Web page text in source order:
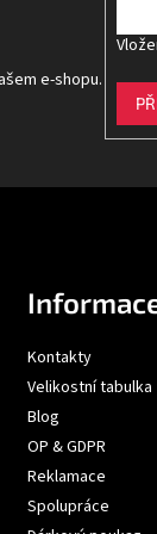
Kontakty
Velikostní tabulka
Blog
OP & GDPR
Reklamace
Spolupráce
e-shopu.